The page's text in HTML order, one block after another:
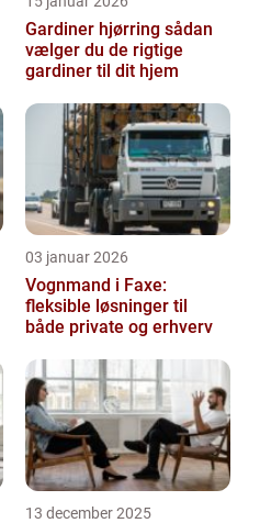
Gardiner hjørring sådan
vælger du de rigtige
gardiner til dit hjem
03 januar 2026
Vognmand i Faxe:
fleksible løsninger til
både private og erhverv
13 december 2025